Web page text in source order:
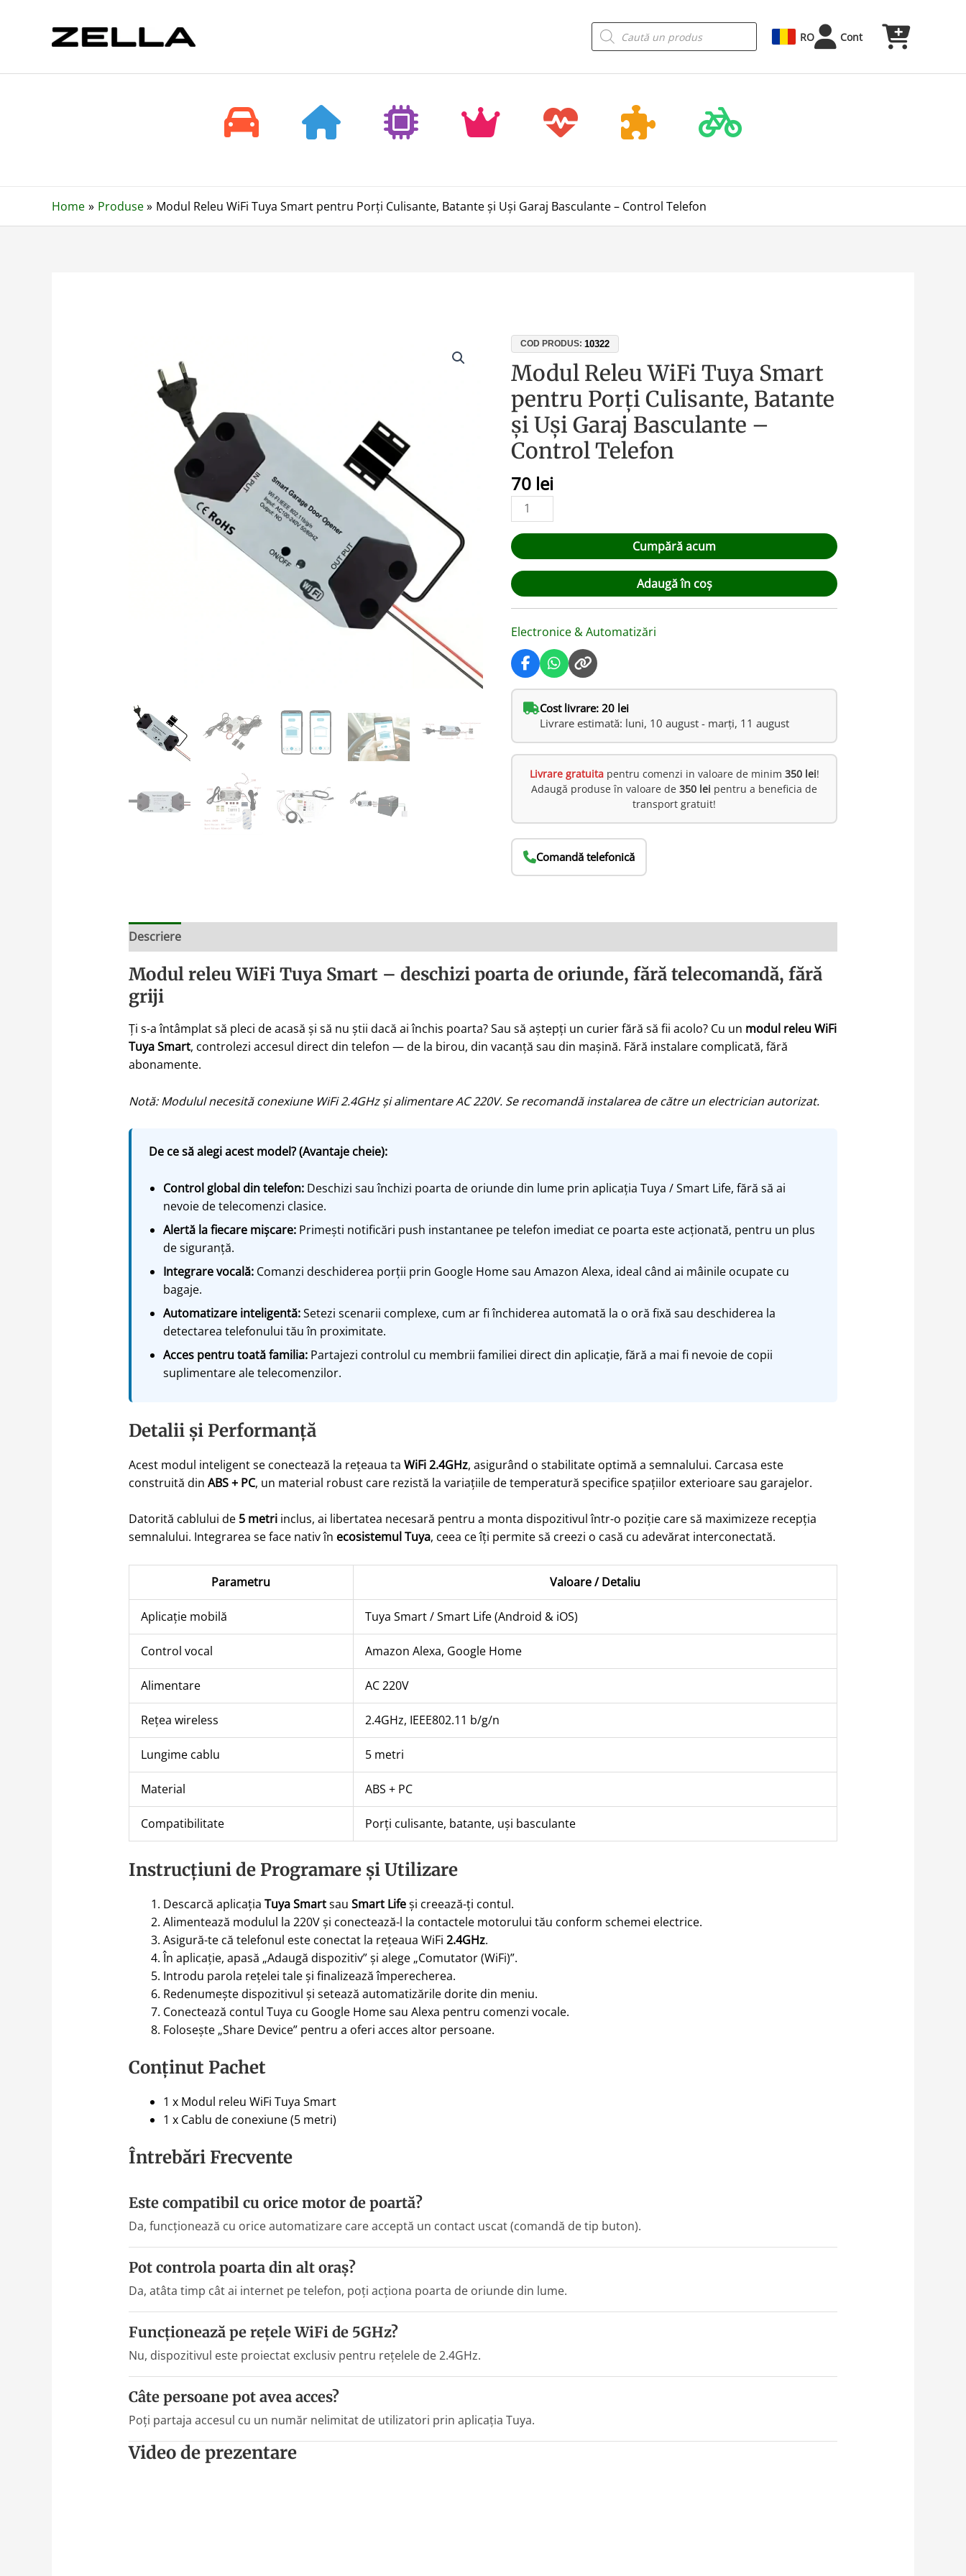
Products
search RO Cont
Home Produse Modul Releu WiFi Tuya Smart pentru Porți Culisante, Batante și Uși Garaj Basculante – Control Telefon
COD PRODUS:10322
Modul Releu WiFi Tuya Smart
pentru Porți Culisante, Batante
și Uși Garaj Basculante –
Control Telefon
70 lei
Cantitate
Releu
WiFi
Tuya
Smart
pentru
Culisante,
Batante
și
Uși
Garaj
Basculante
–
Control
Telefon
Cumpără acum
Adaugă în coș
Electronice & Automatizări
Cost livrare: 20 lei
Livrare estimată: luni, 10 august - marți, 11 august
Livrare gratuitapentru comenzi in valoare de minim 350 lei!
Adaugă produse în valoare de350 lei pentru a beneficia de
transport gratuit!
Comandă telefonică
Descriere
Modul releu WiFi Tuya Smart – deschizi poarta de oriunde, fără telecomandă, fără
griji
Ți s-a întâmplat să pleci de acasă și să nu știi dacă ai închis poarta? Sau să aștepți un curier fără să fii acolo? Cu un modul releu WiFi
Tuya Smart, controlezi accesul direct din telefon — de la birou, din vacanță sau din mașină. Fără instalare complicată, fără
abonamente.
Notă: Modulul necesită conexiune WiFi 2.4GHz și alimentare AC 220V. Se recomandă instalarea de către un electrician autorizat.
De ce să alegi acest model? (Avantaje cheie):
Control global din telefon:Deschizi sau închizi poarta de oriunde din lume prin aplicația Tuya / Smart Life, fără să ai
nevoie de telecomenzi clasice.
Alertă la fiecare mișcare:Primești notificări push instantanee pe telefon imediat ce poarta este acționată, pentru un plus
de siguranță.
Integrare vocală:Comanzi deschiderea porții prin Google Home sau Amazon Alexa, ideal când ai mâinile ocupate cu
bagaje.
Automatizare inteligentă:Setezi scenarii complexe, cum ar fi închiderea automată la o oră fixă sau deschiderea la
detectarea telefonului tău în proximitate.
Acces pentru toată familia:Partajezi controlul cu membrii familiei direct din aplicație, fără a mai fi nevoie de copii
suplimentare ale telecomenzilor.
Detalii și Performanță
Acest modul inteligent se conectează la rețeaua ta WiFi 2.4GHz, asigurând o stabilitate optimă a semnalului. Carcasa este
construită din ABS + PC, un material robust care rezistă la variațiile de temperatură specifice spațiilor exterioare sau garajelor.
Datorită cablului de 5 metriinclus, ai libertatea necesară pentru a monta dispozitivul într-o poziție care să maximizeze recepția
semnalului. Integrarea se face nativ în ecosistemul Tuya, ceea ce îți permite să creezi o casă cu adevărat interconectată.
Parametru Valoare / Detaliu
Aplicație mobilă Tuya Smart / Smart Life (Android & iOS)
Control vocal Amazon Alexa, Google Home
Alimentare AC 220V
Rețea wireless 2.4GHz, IEEE802.11 b/g/n
Lungime cablu 5 metri
Material ABS + PC
Compatibilitate Porți culisante, batante, uși basculante
Instrucțiuni de Programare și Utilizare
Descarcă aplicația Tuya Smartsau Smart Lifeși creează-ți contul.
Alimentează modulul la 220V și conectează-l la contactele motorului tău conform schemei electrice.
Asigură-te că telefonul este conectat la rețeaua WiFi 2.4GHz.
În aplicație, apasă „Adaugă dispozitiv” și alege „Comutator (WiFi)”.
Introdu parola rețelei tale și finalizează împerecherea.
Redenumește dispozitivul și setează automatizările dorite din meniu.
Conectează contul Tuya cu Google Home sau Alexa pentru comenzi vocale.
Folosește „Share Device” pentru a oferi acces altor persoane.
Conținut Pachet
1 x Modul releu WiFi Tuya Smart
1 x Cablu de conexiune (5 metri)
Întrebări Frecvente
Este compatibil cu orice motor de poartă?
Da, funcționează cu orice automatizare care acceptă un contact uscat (comandă de tip buton).
Pot controla poarta din alt oraș?
Da, atâta timp cât ai internet pe telefon, poți acționa poarta de oriunde din lume.
Funcționează pe rețele WiFi de 5GHz?
Nu, dispozitivul este proiectat exclusiv pentru rețelele de 2.4GHz.
Câte persoane pot avea acces?
Poți partaja accesul cu un număr nelimitat de utilizatori prin aplicația Tuya.
Video de prezentare